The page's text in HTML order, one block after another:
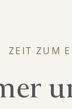
ZEIT ZUM